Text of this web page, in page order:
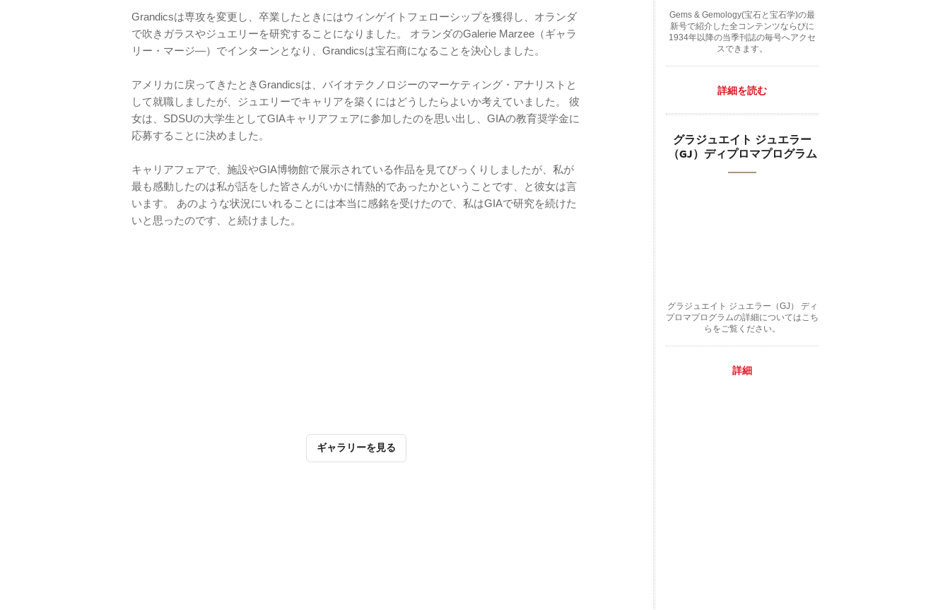
Grandicsは専攻を変更し、卒業したときにはウィンゲイトフェローシップを獲得し、オランダ
で吹きガラスやジュエリーを研究することになりました。 オランダのGalerie Marzee（ギャラ
リー・マージ―）でインターンとなり、Grandicsは宝石商になることを決心しました。
アメリカに戻ってきたときGrandicsは、バイオテクノロジーのマーケティング・アナリストと
して就職しましたが、ジュエリーでキャリアを築くにはどうしたらよいか考えていました。 彼
女は、SDSUの大学生としてGIAキャリアフェアに参加したのを思い出し、GIAの教育奨学金に
応募することに決めました。
キャリアフェアで、施設やGIA博物館で展示されている作品を見てびっくりしましたが、私が
最も感動したのは私が話をした皆さんがいかに情熱的であったかということです、と彼女は言
います。 あのような状況にいれることには本当に感銘を受けたので、私はGIAで研究を続けた
いと思ったのです、と続けました。
ギャラリーを見る
Gems & Gemology(宝石と宝石学)の最
新号で紹介した全コンテンツならびに
1934年以降の当季刊誌の毎号へアクセ
スできます。
詳細を読む
グラジュエイト ジュエラー
（GJ）ディプロマプログラム
グラジュエイト ジュエラー（GJ） ディ
プロマプログラムの詳細についてはこち
らをご覧ください。
詳細